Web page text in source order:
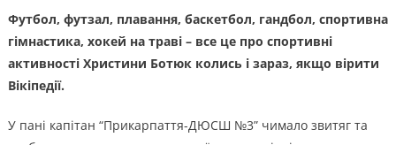
Футбол, футзал, плавання, баскетбол, гандбол, спортивна
гімнастика, хокей на траві – все це про спортивні
активності Христини Ботюк колись і зараз, якщо вірити
Вікіпедії.
У пані капітан “Прикарпаття-ДЮСШ №3” чимало звитяг та